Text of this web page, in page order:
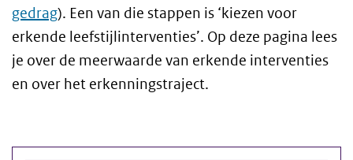
gedrag). Een van die stappen is ‘kiezen voor
erkende leefstijlinterventies’. Op deze pagina lees
je over de meerwaarde van erkende interventies
en over het erkenningstraject.